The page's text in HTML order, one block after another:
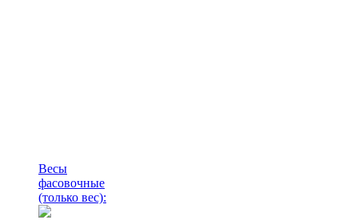
Весы
фасовочные
(только вес):